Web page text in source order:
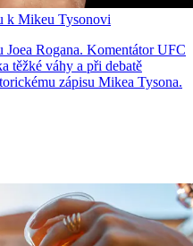
k Mikeu Tysonovi
Joea Rogana. Komentátor UFC
těžké váhy a při debatě
zápisu Mikea Tysona.